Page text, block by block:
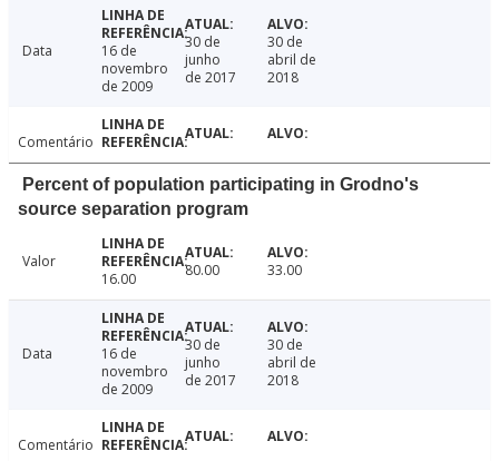
Data
16 de
novembro
de 2009
30 de
junho
de 2017
30 de
abril de
2018
Comentário
Percent of population participating in Grodno's
source separation program
Valor
16.00
80.00 33.00
Data
16 de
novembro
de 2009
30 de
junho
de 2017
30 de
abril de
2018
Comentário